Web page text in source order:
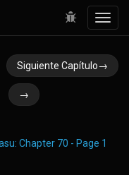
Siguiente Capítulo→
→